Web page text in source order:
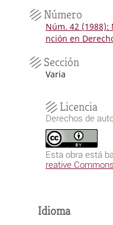
Número
Núm. 42
nción en
Sección
Varia
Licencia
Derechos de
Esta obra está
reative
Idioma